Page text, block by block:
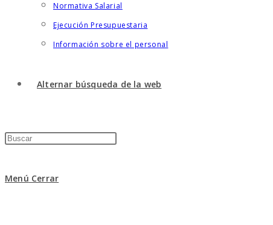
Normativa Salarial
Ejecución Presupuestaria
Información sobre el personal
Alternar búsqueda de la web
Menú Cerrar